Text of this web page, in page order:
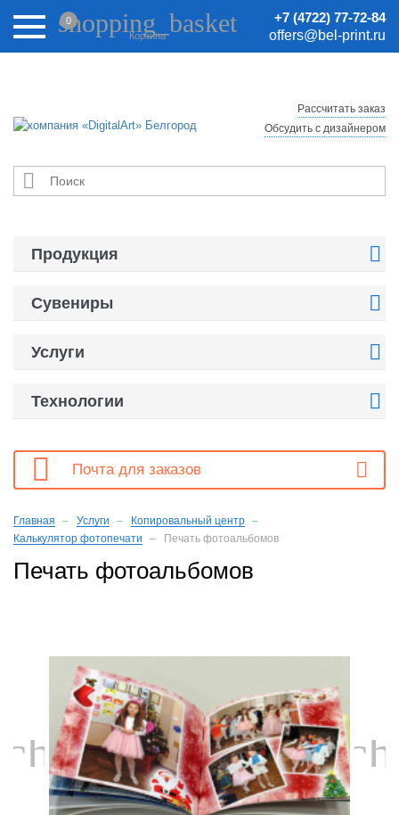
Внимание! Цены на сайте могут быть неактуальными.
Актуальные цены уточняйте у менеджеров.
+7 (4722) 77-72-84
offers@bel-print.ru
shopping_basket
Корзина
0

Рассчитать заказ
Обсудить с дизайнером
Продукция 
Сувениры 
Услуги 
Технологии 
 Почта для заказов
Главная Услуги
Копировальный центр
Калькулятор фотопечати
Печать фотоальбомов
Печать фотоальбомов
chevron_left